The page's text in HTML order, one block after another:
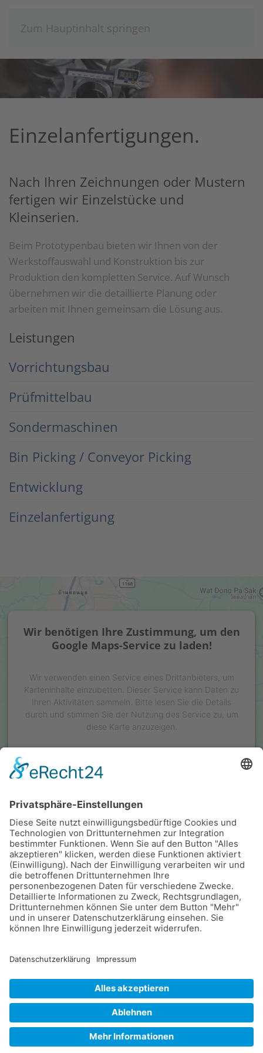
Zum Hauptinhalt springen
Einzelanfertigungen.
Nach Ihren Zeichnungen oder Mustern
fertigen wir Einzelstücke und
Kleinserien.
Beim Prototypenbau bieten wir Ihnen von der
Werkstoffauswahl und Konstruktion bis zur
Produktion den kompletten Service. Auf Wunsch
übernehmen wir die detaillierte Planung oder
arbeiten mit Ihnen gemeinsam die Lösung aus.
Leistungen
Vorrichtungsbau
Prüfmittelbau
Sondermaschinen
Bin Picking / Conveyor Picking
Entwicklung
Einzelanfertigung
Wir benötigen Ihre Zustimmung, um den
Google Maps-Service zu laden!
Wir verwenden einen Service eines Drittanbieters, um
Karteninhalte einzubetten. Dieser Service kann Daten zu
Ihren Aktivitäten sammeln. Bitte lesen Sie die Details
durch und stimmen Sie der Nutzung des Service zu, um
diese Karte anzuzeigen.
powered by Usercentrics Consent Management Platform
QsQ | Inhaber: Christof Brockers
kontakt@qsq.de
+49 (0)24 31 / 94 84 58-0
© Copyright2026 | QsQ
Datenschutzerklärung